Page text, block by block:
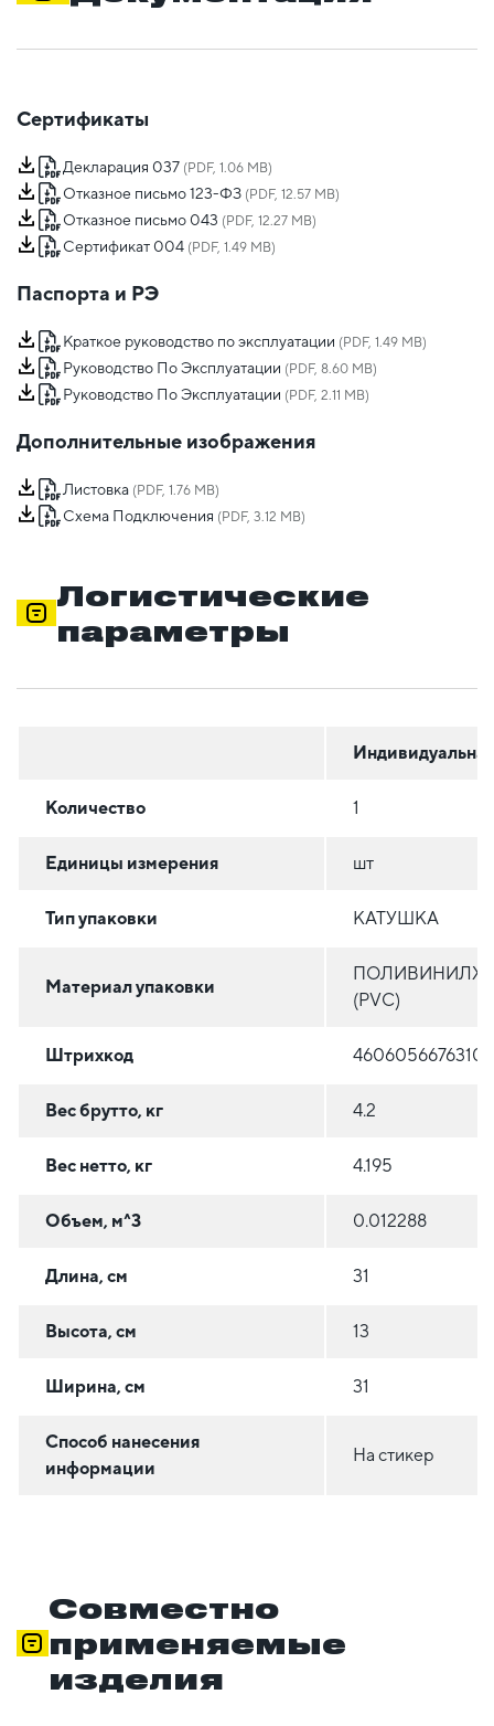
Сертификаты
Декларация 037 (PDF, 1.06 MB)
Отказное письмо 123-ФЗ (PDF, 12.57 MB)
Отказное письмо 043 (PDF, 12.27 MB)
Сертификат 004 (PDF, 1.49 MB)
Паспорта и РЭ
Краткое руководство по эксплуатации (PDF, 1.49 MB)
Руководство По Эксплуатации (PDF, 8.60 MB)
Руководство По Эксплуатации (PDF, 2.11 MB)
Дополнительные изображения
Листовка (PDF, 1.76 MB)
Схема Подключения (PDF, 3.12 MB)
Логистические
параметры
Индивидуальная
Количество 1
Единицы измерения шт
Тип упаковки КАТУШКА
Материал упаковки
(PVC)
Штрихкод 4606056676310
Вес брутто, кг 4.2
Вес нетто, кг 4.195
Объем, м^3 0.012288
Длина, см 31
Высота, см 13
Ширина, см 31
Способ нанесения
информации
На стикер
Совместно
применяемые
изделия